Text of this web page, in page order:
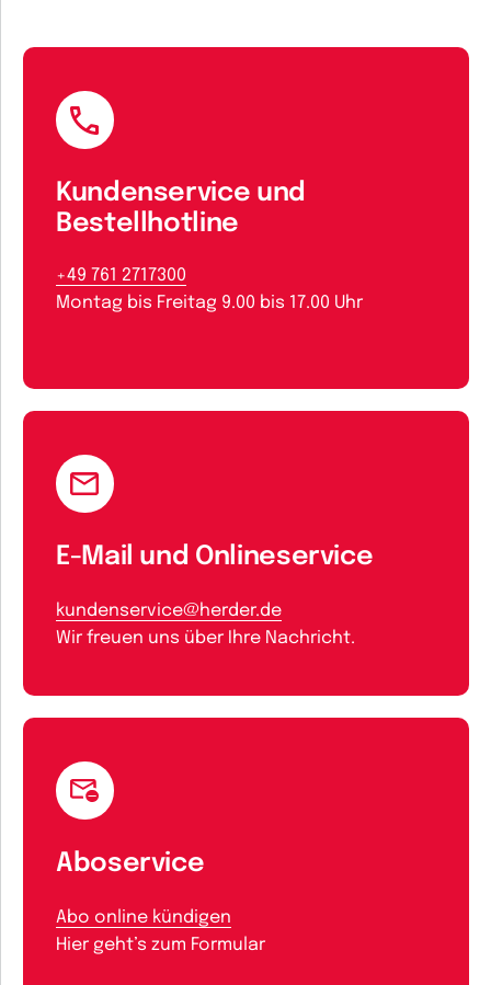
Kundenservice und
Bestellhotline
+49 761 2717300
Montag bis Freitag 9.00 bis 17.00 Uhr
E-Mail und Onlineservice
kundenservice@herder.de
Wir freuen uns über Ihre Nachricht.
Aboservice
Abo online kündigen
Hier geht’s zum Formular